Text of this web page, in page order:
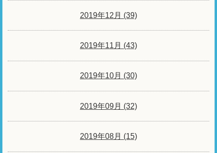
2019年12月 (39)
2019年11月 (43)
2019年10月 (30)
2019年09月 (32)
2019年08月 (15)